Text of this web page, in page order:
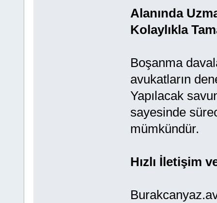
Alanında
Kolaylıkla
Boşanma
avukatların
Yapılacak
sayesinde
mümkündür.
Hızlı İletişim